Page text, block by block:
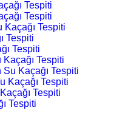
Tespiti
Tespiti
Tespiti
Tespiti
Tespiti
Tespiti
Su Kaçağı Tespiti
Kaçağı Tespiti
Tespiti
Tespiti